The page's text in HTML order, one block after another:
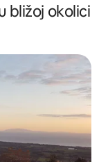
bližoj okolici
gosti”